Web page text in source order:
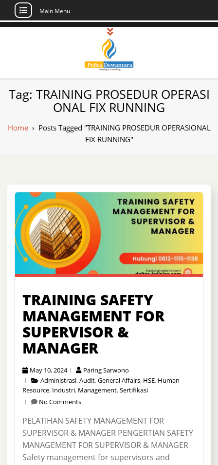
Skip
Main Menu
Pusat Pelatihan
dan Sertifikasi –
Daftar Training
Indonesia
Sertifikasi di Indonesia
Tag: TRAINING PROSEDUR OPERASI
ONAL FIX RUNNING
Home› Posts Tagged "TRAINING PROSEDUR OPERASIONAL
FIX RUNNING"
TRAINING SAFETY
MANAGEMENT FOR
SUPERVISOR &
MANAGER
May 10, 2024
Paring Sarwono
Administrasi,Audit,General Affairs, HSE, Human
Resource, Industri, Management,Sertifikasi
No Comments
PELATIHAN SAFETY MANAGEMENT FOR
SUPERVISOR & MANAGER PENGERTIAN SAFETY
MANAGEMENT FOR SUPERVISOR & MANAGER
Safety management for supervisors and